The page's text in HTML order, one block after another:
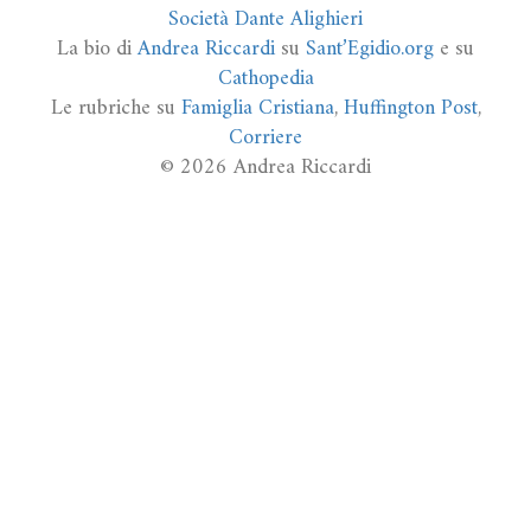
Società Dante Alighieri
La bio diAndrea RiccardisuSant’Egidio.orge su
Cathopedia
Le rubriche suFamiglia Cristiana,Huffington Post,
Corriere
© 2026 Andrea Riccardi